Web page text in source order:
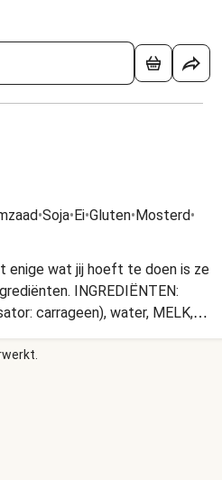
•Soja•Ei•Gluten•Mosterd•
enige wat jij hoeft te doen is ze
INGREDIËNTEN:
carrageen), water, MELK,
zonnebloemolie,
en specerijen,
(max 4 °C). Kookinstructies:
bakje) en het
de maaltijd 14 - 16